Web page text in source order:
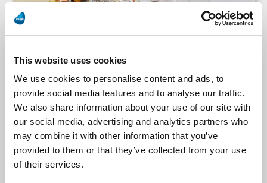
This website uses cookies
We use cookies to personalise content and ads, to
provide social media features and to analyse our traffic.
We also share information about your use of our site with
our social media, advertising and analytics partners who
may combine it with other information that you’ve
provided to them or that they’ve collected from your use
of their services.
Christofle